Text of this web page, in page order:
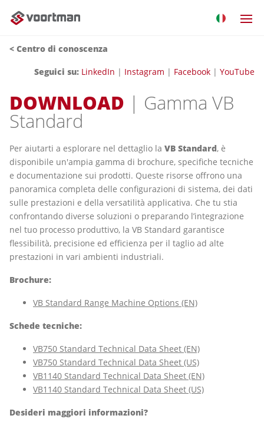
< Centro di conoscenza
Seguici su: LinkedIn | Instagram | Facebook | YouTube
DOWNLOAD | Gamma VB
Standard
Per aiutarti a esplorare nel dettaglio la VB Standard, è
disponibile un'ampia gamma di brochure, specifiche tecniche
e documentazione sui prodotti. Queste risorse offrono una
panoramica completa delle configurazioni di sistema, dei dati
sulle prestazioni e della versatilità applicativa. Che tu stia
confrontando diverse soluzioni o preparando l’integrazione
nel tuo processo produttivo, la VB Standard garantisce
flessibilità, precisione ed efficienza per il taglio ad alte
prestazioni in vari ambienti industriali.
Brochure:
VB Standard Range Machine Options (EN)
Schede tecniche:
VB750 Standard Technical Data Sheet (EN)
VB750 Standard Technical Data Sheet (US)
VB1140 Standard Technical Data Sheet (EN)
VB1140 Standard Technical Data Sheet (US)
Desideri maggiori informazioni?